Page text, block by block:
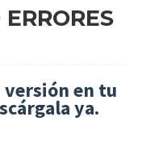
versión en tu
ya.